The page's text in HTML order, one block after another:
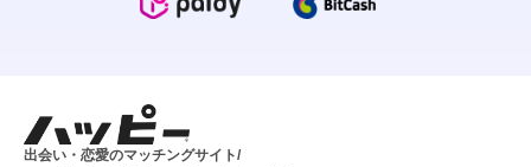
出会い・恋愛のマッチングサイト/